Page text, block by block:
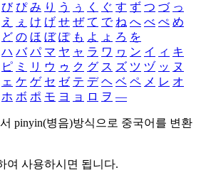
び ぴ み り う ぅ く ぐ す ず つ づ っ
え ぇ け げ せ ぜ て で ね へ べ ぺ め
ど の ほ ぼ ぽ も よ ょ ろ を
ハ バ パ マ ヤ ャ ラ ワ ヮ ン イ ィ キ
ピ ミ リ ウ ゥ ク グ ス ズ ツ ヅ ッ ヌ
ェ ケ ゲ セ ゼ テ デ ヘ ベ ペ メ レ オ
ホ ボ ポ モ ヨ ョ ロ ヲ ―
pinyin(병음)방식으로 중국어를 변환
여 사용하시면 됩니다.